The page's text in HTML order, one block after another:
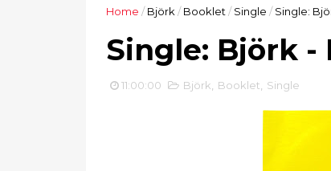
Home / Björk / Booklet / Single / Single:
Single: Björk -
11:00:00 Björk Booklet Single